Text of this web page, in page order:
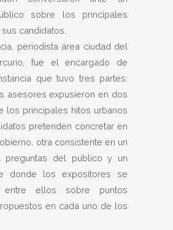
sobre los principales
candidatos.
periodista área ciudad del
fue el encargado de
que tuvo tres partes:
asesores expusieron en dos
los principales hitos urbanos
pretenden concretar en
otra consistente en un
preguntas del público y un
donde los expositores se
entre ellos sobre puntos
en cada uno de los